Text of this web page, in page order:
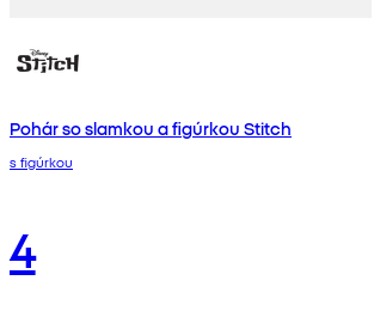
Pohár so slamkou a figúrkou Stitch
s figúrkou
4